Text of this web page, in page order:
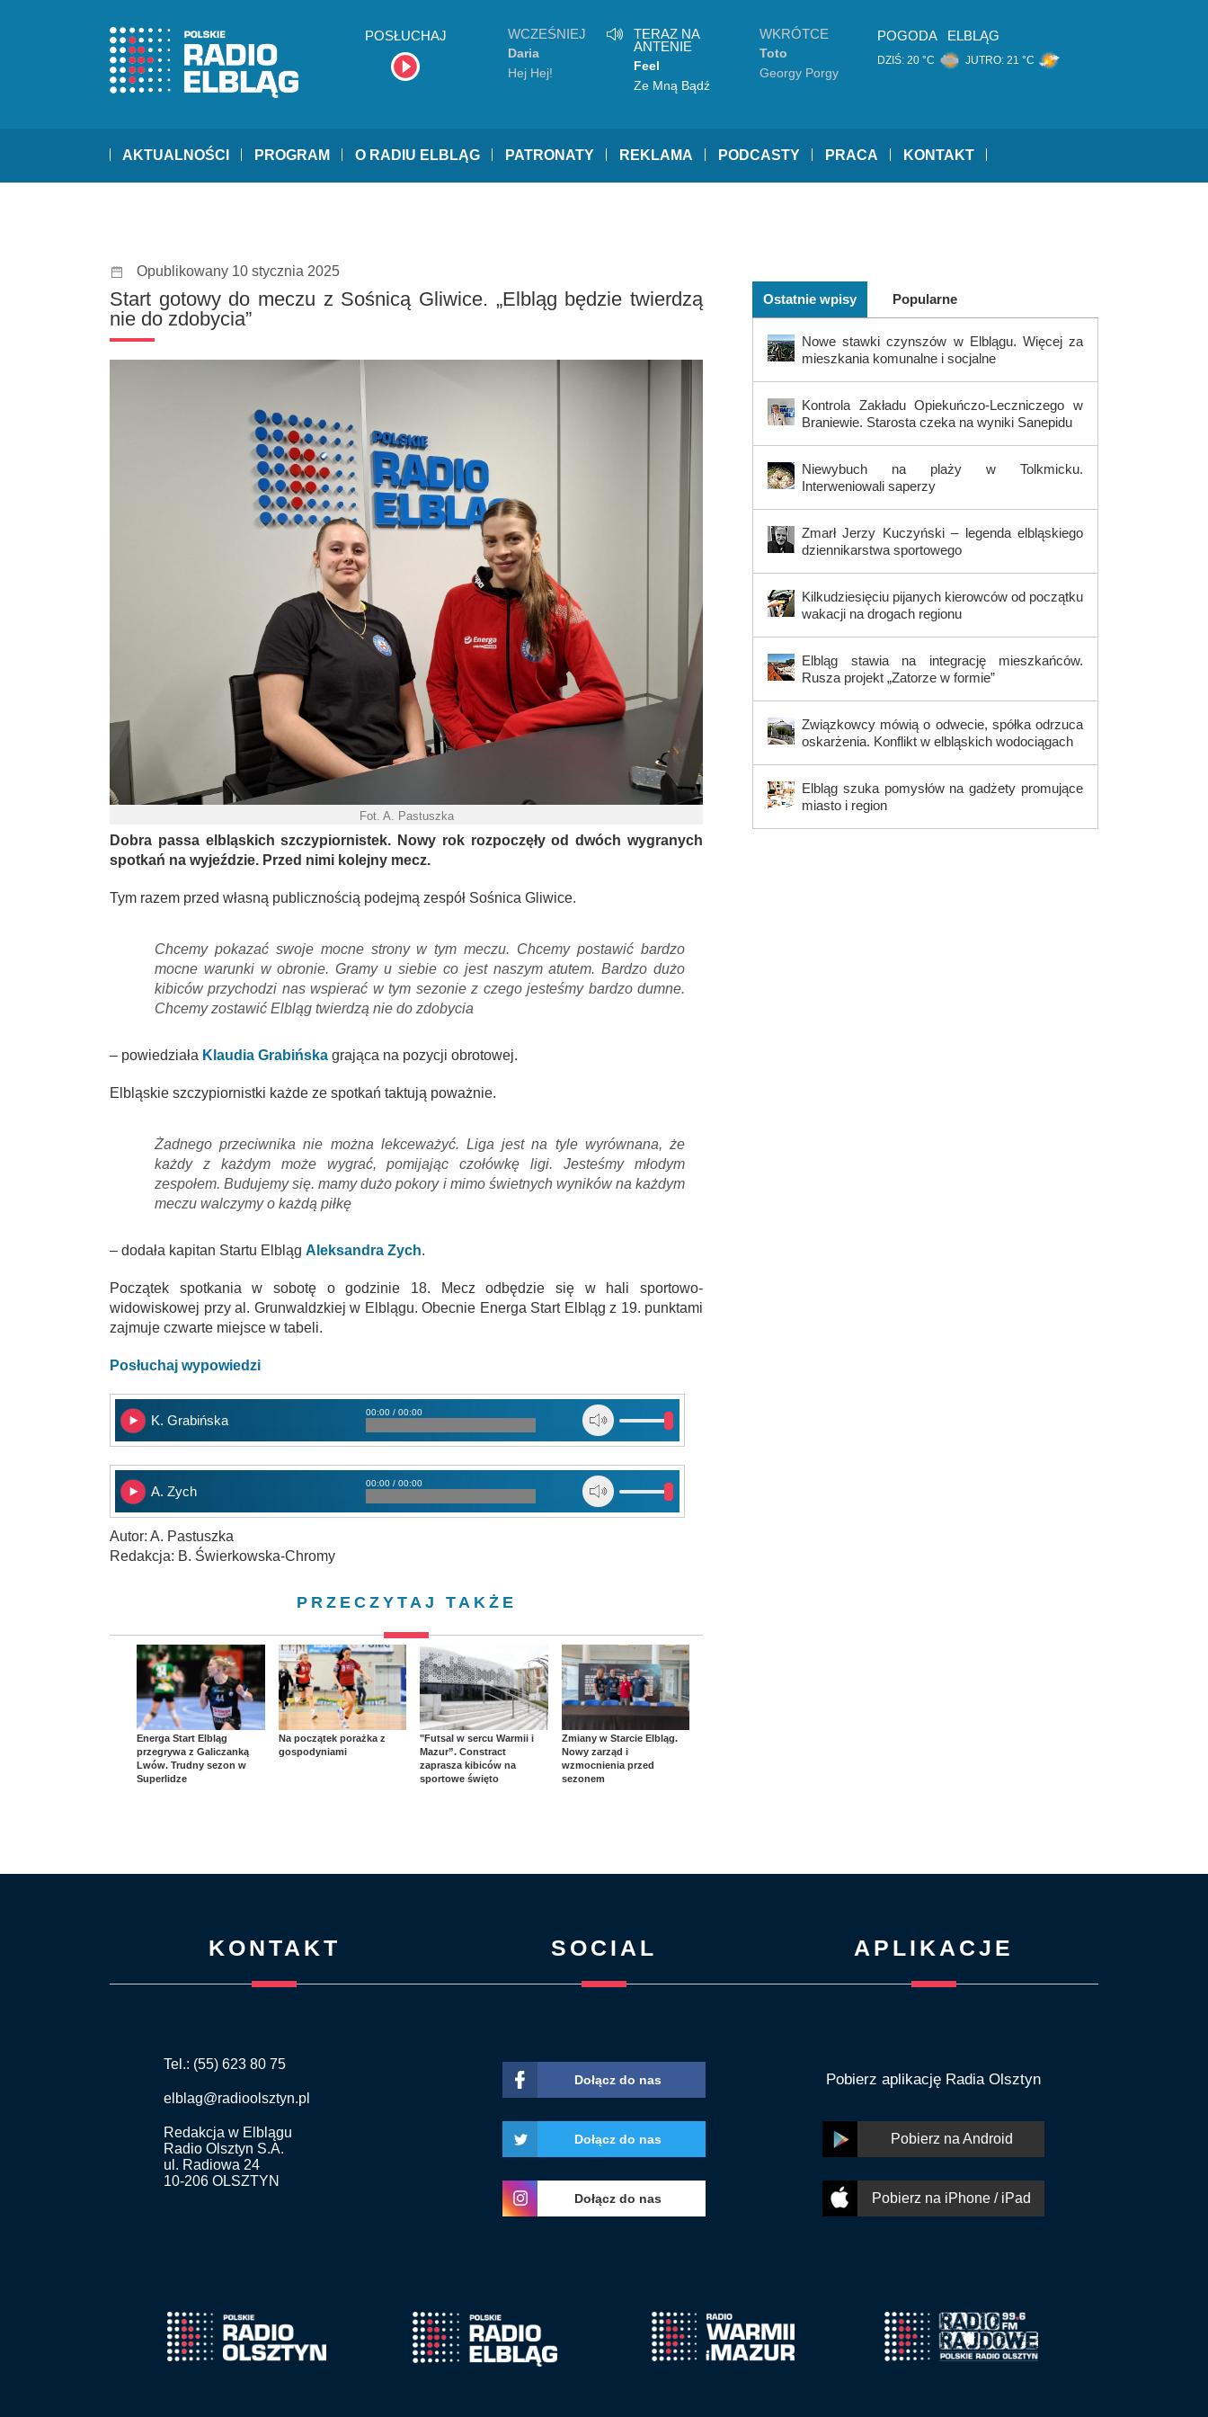
POSŁUCHAJ WCZEŚNIEJ
Daria
Zawiałow
Hej Hej!
TERAZ NA
ANTENIE
Feel
Ze Mną Bądź
WKRÓTCE
Toto
Georgy Porgy
POGODA ELBLĄG
DZIŚ: 20 °C JUTRO: 21 °C
AKTUALNOŚCI PROGRAM O RADIU ELBLĄG PATRONATY REKLAMA PODCASTY PRACA KONTAKT
Opublikowany 10 stycznia 2025
Start gotowy do meczu z Sośnicą Gliwice. „Elbląg będzie twierdzą
nie do zdobycia”
Fot. A. Pastuszka
Dobra passa elbląskich szczypiornistek. Nowy rok rozpoczęły od dwóch wygranych
spotkań na wyjeździe. Przed nimi kolejny mecz.
Tym razem przed własną publicznością podejmą zespół Sośnica Gliwice.
Chcemy pokazać swoje mocne strony w tym meczu. Chcemy postawić bardzo
mocne warunki w obronie. Gramy u siebie co jest naszym atutem. Bardzo dużo
kibiców przychodzi nas wspierać w tym sezonie z czego jesteśmy bardzo dumne.
Chcemy zostawić Elbląg twierdzą nie do zdobycia
– powiedziała Klaudia Grabińska grająca na pozycji obrotowej.
Elbląskie szczypiornistki każde ze spotkań taktują poważnie.
Żadnego przeciwnika nie można lekceważyć. Liga jest na tyle wyrównana, że
każdy z każdym może wygrać, pomijając czołówkę ligi. Jesteśmy młodym
zespołem. Budujemy się. mamy dużo pokory i mimo świetnych wyników na każdym
meczu walczymy o każdą piłkę
– dodała kapitan Startu Elbląg Aleksandra Zych.
Początek spotkania w sobotę o godzinie 18. Mecz odbędzie się w hali sportowo-
widowiskowej przy al. Grunwaldzkiej w Elblągu. Obecnie Energa Start Elbląg z 19. punktami
zajmuje czwarte miejsce w tabeli.
Posłuchaj wypowiedzi
K. Grabińska
00:00 / 00:00
A. Zych
00:00 / 00:00
Autor: A. Pastuszka
Redakcja: B. Świerkowska-Chromy
PRZECZYTAJ TAKŻE
Energa Start Elbląg
przegrywa z Galiczanką
Lwów. Trudny sezon w
Superlidze
Na początek porażka z
gospodyniami
"Futsal w sercu Warmii i
Mazur”. Constract
zaprasza kibiców na
sportowe święto
Zmiany w Starcie Elbląg.
Nowy zarząd i
wzmocnienia przed
sezonem
Ostatnie wpisy Popularne
Nowe stawki czynszów w Elblągu. Więcej za
mieszkania komunalne i socjalne
Kontrola Zakładu Opiekuńczo-Leczniczego w
Braniewie. Starosta czeka na wyniki Sanepidu
Niewybuch na plaży w Tolkmicku.
Interweniowali saperzy
Zmarł Jerzy Kuczyński – legenda elbląskiego
dziennikarstwa sportowego
Kilkudziesięciu pijanych kierowców od początku
wakacji na drogach regionu
Elbląg stawia na integrację mieszkańców.
Rusza projekt „Zatorze w formie”
Związkowcy mówią o odwecie, spółka odrzuca
oskarżenia. Konflikt w elbląskich wodociągach
Elbląg szuka pomysłów na gadżety promujące
miasto i region
KONTAKT
Tel.: (55) 623 80 75
elblag@radioolsztyn.pl
Redakcja w Elblągu
Radio Olsztyn S.A.
ul. Radiowa 24
10-206 OLSZTYN
SOCIAL
Dołącz do nas
Dołącz do nas
Dołącz do nas
APLIKACJE
Pobierz aplikację Radia Olsztyn
Pobierz na Android
Pobierz na iPhone / iPad